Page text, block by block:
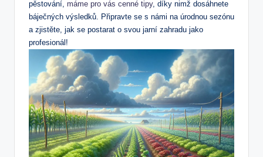
pěstování, máme pro vás cenné tipy, díky nimž dosáhnete
báječných výsledků. Připravte se s námi na úrodnou sezónu
a zjistěte, jak se postarat o svou jarní zahradu jako
profesionál!